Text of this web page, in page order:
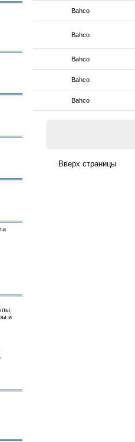
Bahco
Bahco
Bahco
Bahco
Bahco